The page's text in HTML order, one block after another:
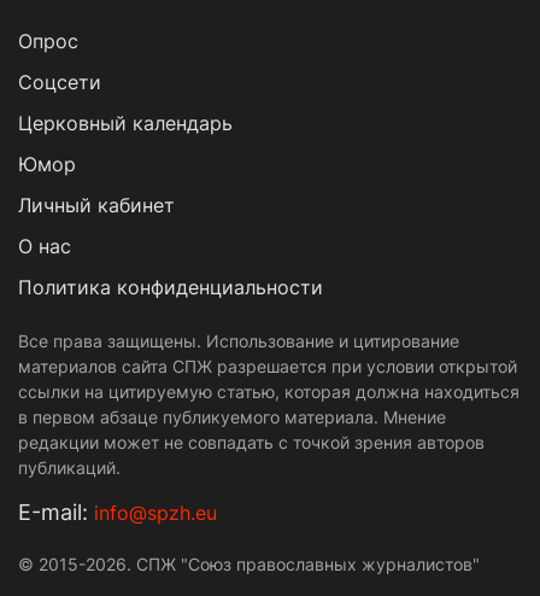
Опрос
Cоцсети
Церковный календарь
Юмор
Личный кабинет
О нас
Политика конфиденциальности
Все права защищены. Использование и цитирование
материалов сайта СПЖ разрешается при условии открытой
ссылки на цитируемую статью, которая должна находиться
в первом абзаце публикуемого материала. Мнение
редакции может не совпадать с точкой зрения авторов
публикаций.
Е-mail: info@spzh.eu
© 2015-2026. СПЖ "Союз православных журналистов"